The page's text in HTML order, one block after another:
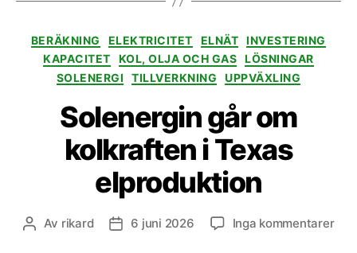
Kategorier
BERÄKNING ELEKTRICITET ELNÄT
INVESTERING
KAPACITET
KOL, OLJA OCH GAS
LÖSNINGAR
SOLENERGI
TILLVERKNING UPPVÄXLING
Solenergin går om
kolkraften i Texas
elproduktion
Inläggsförfattare
Av rikard Inläggsdatum
6 juni 2026 Inga kommentarertill